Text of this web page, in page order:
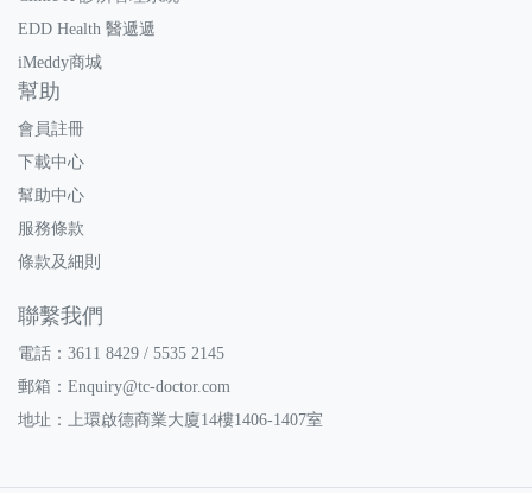
EDD Health 醫遞遞
iMeddy商城
幫助
會員註冊
下載中心
幫助中心
服務條款
條款及細則
聯繫我們
電話：3611 8429 / 5535 2145
郵箱： Enquiry@tc-doctor.com
地址：上環啟德商業大廈14樓1406-1407室